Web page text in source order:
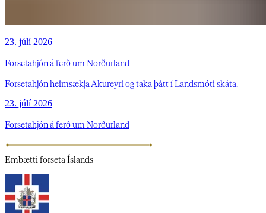
23. júlí 2026
Forsetahjón á ferð um Norðurland
Forsetahjón heimsækja Akureyri og taka þátt í Landsmóti skáta.
23. júlí 2026
Forsetahjón á ferð um Norðurland
Embætti forseta Íslands